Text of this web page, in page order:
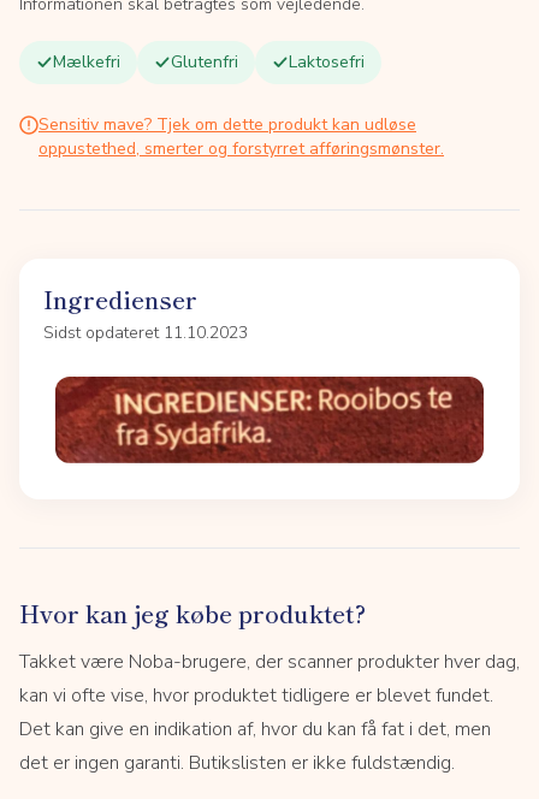
Mælkefri Glutenfri Laktosefri
Sensitiv mave? Tjek om dette produkt kan udløse
oppustethed, smerter og forstyrret afføringsmønster.
Ingredienser
Sidst opdateret 11.10.2023
Hvor kan jeg købe produktet?
Takket være Noba-brugere, der scanner produkter hver dag,
kan vi ofte vise, hvor produktet tidligere er blevet fundet.
Det kan give en indikation af, hvor du kan få fat i det, men
det er ingen garanti. Butikslisten er ikke fuldstændig.